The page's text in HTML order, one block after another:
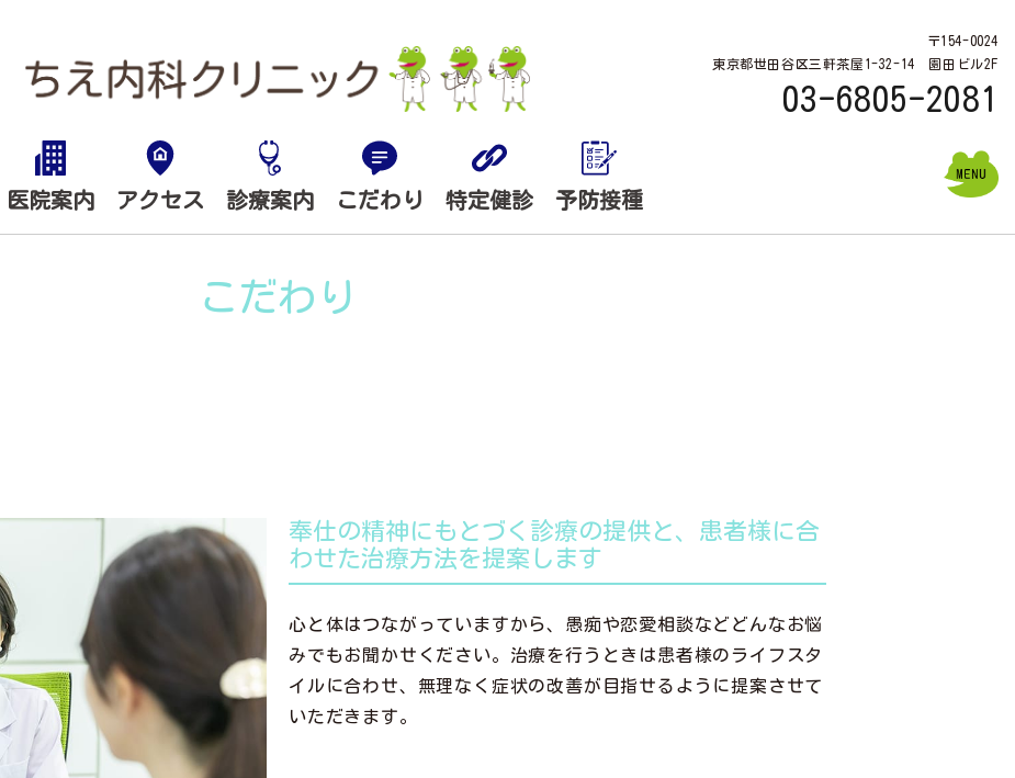
〒154-0024
東京都世田谷区三軒茶屋1-32-14 園田ビル2F
03-6805-2081
医院案内 アクセス 診療案内 こだわり 特定健診 予防接種
こだわり
奉仕の精神にもとづく診療の提供と、患者様に合
わせた治療方法を提案します
心と体はつながっていますから、愚痴や恋愛相談などどんなお悩
みでもお聞かせください。治療を行うときは患者様のライフスタ
イルに合わせ、無理なく症状の改善が目指せるように提案させて
いただきます。